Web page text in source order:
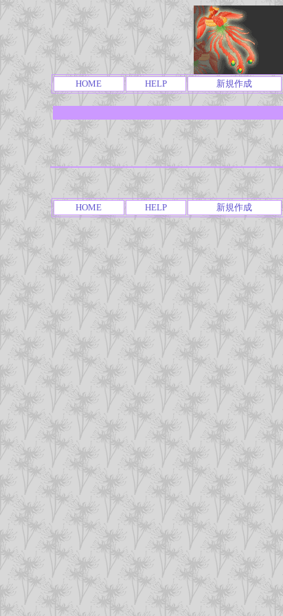
HOME HELP 新規作成
HOME HELP 新規作成